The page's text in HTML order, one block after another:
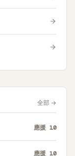
全部 →
應援 10
應援 10